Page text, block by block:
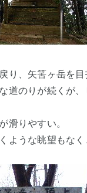
り、矢筈ヶ岳を目
道のりが続くが
滑りやすい。
ような眺望もな